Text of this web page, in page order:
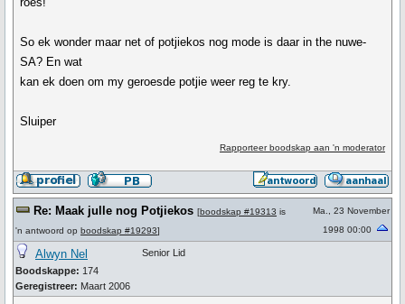
So ek wonder maar net of potjiekos nog mode is daar in the nuwe-
SA? En wat
kan ek doen om my geroesde potjie weer reg te kry.
Sluiper
Rapporteer boodskap aan 'n moderator
Re: Maak julle nog Potjiekos [boodskap #19313 is
'n antwoord op boodskap #19293]
Ma., 23 November
1998 00:00
Alwyn Nel
Boodskappe: 174
Geregistreer: Maart 2006
Senior Lid